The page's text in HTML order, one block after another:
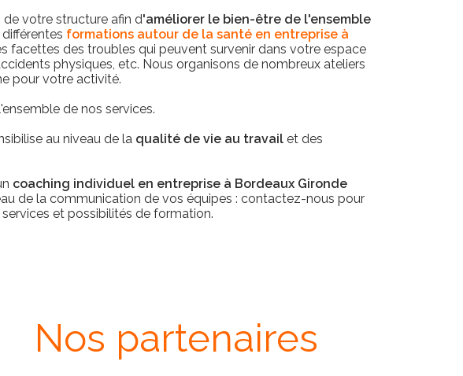
votre structure afin d'améliorer le bien-être de l'ensemble
formations autour de la santé en entreprise à
facettes des troubles qui peuvent survenir dans votre espace
physiques, etc. Nous organisons de nombreux ateliers
pour votre activité.
de nos services.
au niveau de la qualité de vie au travailet des
coaching individuel en entreprise à Bordeaux Gironde
de la communication de vos équipes : contactez-nous pour
et possibilités de formation.
Nos partenaires